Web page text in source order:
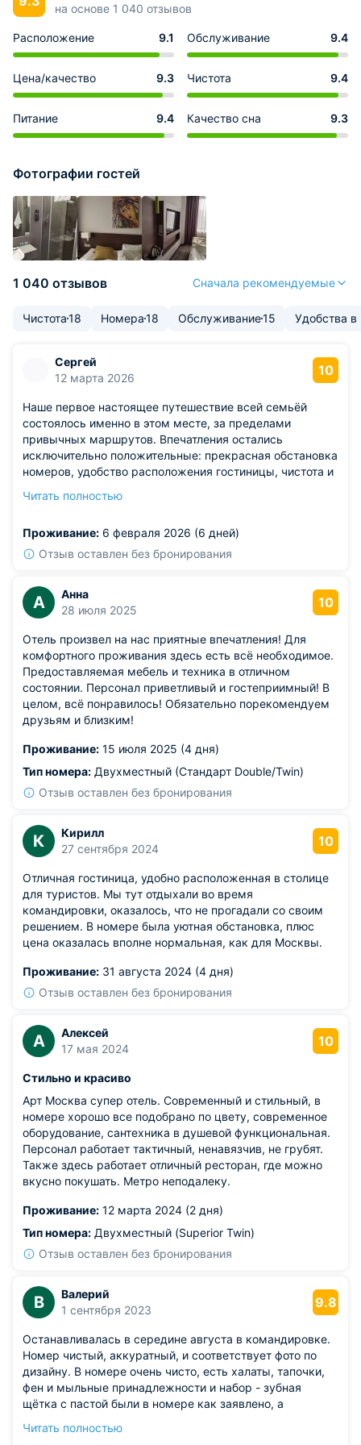
на основе 1 040 отзывов
Расположение 9.1 Обслуживание 9.4
Цена/качество 9.3 Чистота 9.4
Питание 9.4 Качество сна 9.3
Фотографии гостей
1 040 отзывов Сначала рекомендуемые
Чистота18 Номера18 Обслуживание15 Удобства
Сергей
12 марта 2026
10
Наше первое настоящее путешествие всей семьёй
состоялось именно в этом месте, за пределами
привычных маршрутов. Впечатления остались
исключительно положительные: прекрасная обстановка
номеров, удобство расположения гостиницы, чистота и
фактором стало гуманное ценообразование,
семье. Персонал поражал своим вниманием и
радушием, создавая особое чувство уюта и
Читать полностью
Проживание: 6 февраля 2026 (6 дней)
Отзыв оставлен без бронирования
А
Анна
28 июля 2025
10
Отель произвел на нас приятные впечатления! Для
комфортного проживания здесь есть всё необходимое.
Предоставляемая мебель и техника в отличном
состоянии. Персонал приветливый и гостеприимный! В
целом, всё понравилось! Обязательно порекомендуем
друзьям и близким!
Проживание: 15 июля 2025 (4 дня)
Тип номера: Двухместный (Стандарт Double/Twin)
Отзыв оставлен без бронирования
К
Кирилл
27 сентября 2024
10
Отличная гостиница, удобно расположенная в столице
для туристов. Мы тут отдыхали во время
командировки, оказалось, что не прогадали со своим
решением. В номере была уютная обстановка, плюс
цена оказалась вполне нормальная, как для Москвы.
Проживание: 31 августа 2024 (4 дня)
Отзыв оставлен без бронирования
А
Алексей
17 мая 2024
10
Стильно и красиво
Арт Москва супер отель. Современный и стильный, в
номере хорошо все подобрано по цвету, современное
оборудование, сантехника в душевой функциональная.
Персонал работает тактичный, ненавязчив, не грубят.
Также здесь работает отличный ресторан, где можно
вкусно покушать. Метро неподалеку.
Проживание: 12 марта 2024 (2 дня)
Тип номера: Двухместный (Superior Twin)
Отзыв оставлен без бронирования
В
Валерий
1 сентября 2023
9.8
Останавливалась в середине августа в командировке.
Номер чистый, аккуратный, и соответствует фото по
дизайну. В номере очень чисто, есть халаты, тапочки,
фен и мыльные принадлежности и набор - зубная
щётка с пастой были в номере как заявлено, а
запросу бесплатно. Наш номер был на 12 этаже с
Читать полностью